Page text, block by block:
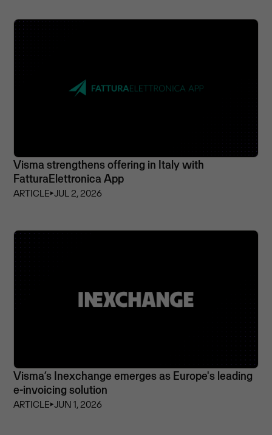
Visma strengthens offering in Italy with
FatturaElettronica App
ARTICLE⏵JUL 2, 2026
Visma’s Inexchange emerges as Europe's leading
e-invoicing solution
ARTICLE⏵JUN 1, 2026